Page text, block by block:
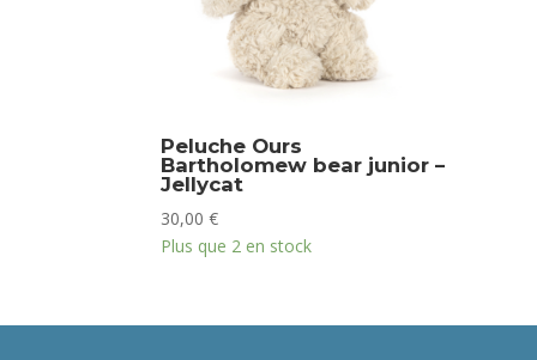
Peluche Ours
Bartholomew bear junior –
Jellycat
30,00€
Plus que 2 en stock